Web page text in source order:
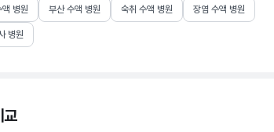
병원 부산 수액 병원 숙취 수액 병원 장염 수액 병원
병원
교